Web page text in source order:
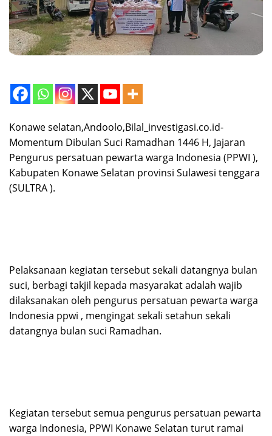
Konawe selatan,Andoolo,Bilal_investigasi.co.id-
Momentum Dibulan Suci Ramadhan 1446 H, Jajaran
Pengurus persatuan pewarta warga Indonesia (PPWI ),
Kabupaten Konawe Selatan provinsi Sulawesi tenggara
(SULTRA ).
Pelaksanaan kegiatan tersebut sekali datangnya bulan
suci, berbagi takjil kepada masyarakat adalah wajib
dilaksanakan oleh pengurus persatuan pewarta warga
Indonesia ppwi , mengingat sekali setahun sekali
datangnya bulan suci Ramadhan.
Kegiatan tersebut semua pengurus persatuan pewarta
warga Indonesia, PPWI Konawe Selatan turut ramai